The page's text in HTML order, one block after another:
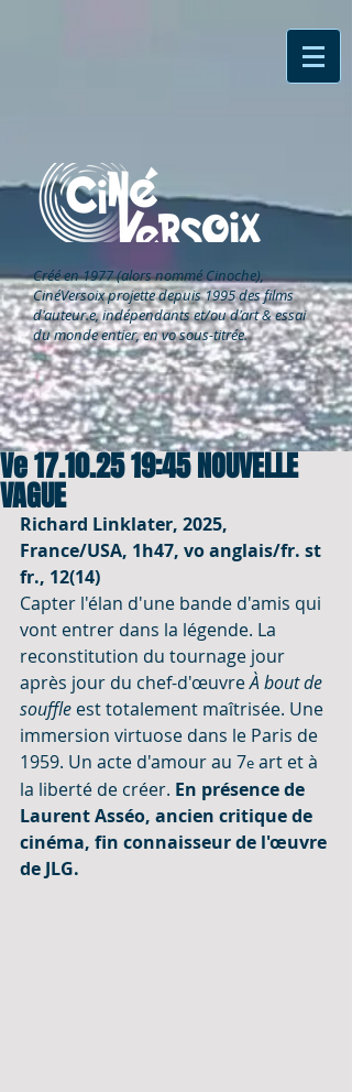
Créé en 1977 (alors nommé Cinoche),
CinéVersoixprojette depuis 1995 des films
d'auteur.e, indépendants et/ou d'art & essai
du monde entier, en vo sous-titrée.
Ve 17.10.25 19:45 NOUVELLE
VAGUE
Richard Linklater, 2025,
France/USA, 1h47, vo anglais/fr. st
fr., 12(14)
Capter l'élan d'une bande d'amis qui
vont entrer dans la légende. La
reconstitution du tournage jour
après jour du chef-d'œuvre À bout de
souffle est totalement maîtrisée. Une
immersion virtuose dans le Paris de
1959. Un acte d'amour au 7e art et à
la liberté de créer. En présence de
Laurent Asséo, ancien critique de
cinéma, fin connaisseur de l'œuvre
de JLG.